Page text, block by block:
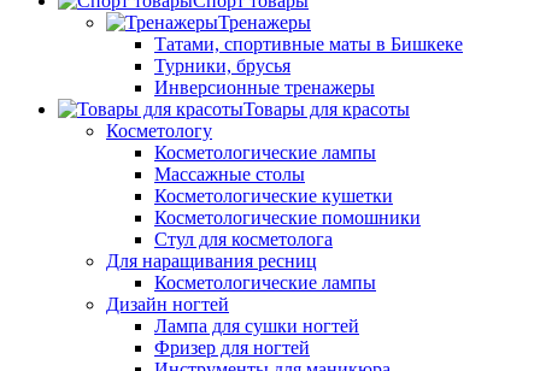
Тренажеры
Татами, спортивные маты в Бишкеке
Турники, брусья
Инверсионные тренажеры
Товары для красоты
Косметологу
Косметологические лампы
Массажные столы
Косметологические кушетки
Косметологические помошники
Стул для косметолога
Для наращивания ресниц
Косметологические лампы
Дизайн ногтей
Лампа для сушки ногтей
Фризер для ногтей